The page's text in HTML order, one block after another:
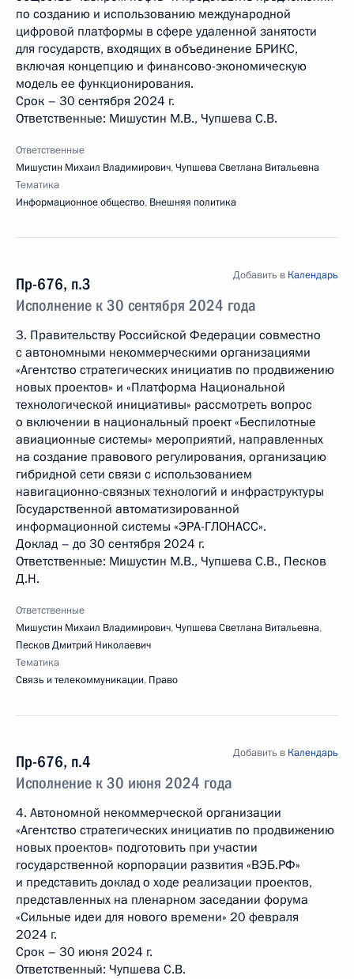
по созданию и использованию международной
цифровой платформы в сфере удаленной занятости
для государств, входящих в объединение БРИКС,
включая концепцию и финансово-экономическую
модель ее функционирования.
Срок – 30 сентября 2024 г.
Ответственные: Мишустин М.В., Чупшева С.В.
Ответственные
Мишустин Михаил Владимирович,Чупшева Светлана Витальевна
Тематика
Информационное общество, Внешняя политика
Пр-676, п.3
Исполнение к 30 сентября 2024 года
Добавить в Календарь
3. Правительству Российской Федерации совместно
с автономными некоммерческими организациями
«Агентство стратегических инициатив по продвижению
новых проектов» и «Платформа Национальной
технологической инициативы» рассмотреть вопрос
о включении в национальный проект «Беспилотные
авиационные системы» мероприятий, направленных
на создание правового регулирования, организацию
гибридной сети связи с использованием
навигационно-связных технологий и инфраструктуры
Государственной автоматизированной
информационной системы «ЭРА-ГЛОНАСС».
Доклад – до 30 сентября 2024 г.
Ответственные: Мишустин М.В., Чупшева С.В., Песков
Д.Н.
Ответственные
Мишустин Михаил Владимирович,Чупшева Светлана Витальевна,
Песков Дмитрий Николаевич
Тематика
Связь и телекоммуникации, Право
Пр-676, п.4
Исполнение к 30 июня 2024 года
Добавить в Календарь
4. Автономной некоммерческой организации
«Агентство стратегических инициатив по продвижению
новых проектов» подготовить при участии
государственной корпорации развития «ВЭБ.РФ»
и представить доклад о ходе реализации проектов,
представленных на пленарном заседании форума
«Сильные идеи для нового времени» 20 февраля
2024 г.
Срок – 30 июня 2024 г.
Ответственный: Чупшева С.В.